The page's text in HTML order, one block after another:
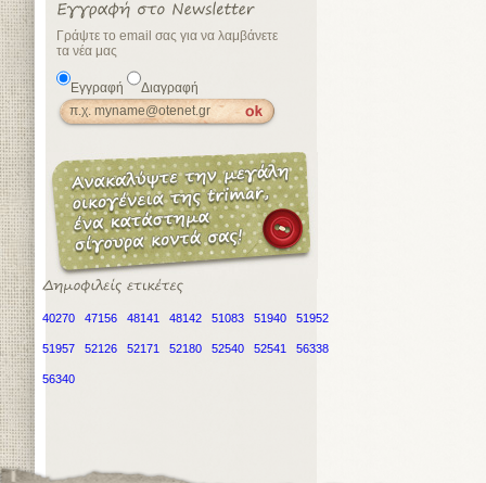
Γράψτε το email σας για να λαμβάνετε
τα νέα μας
Εγγραφή Διαγραφή
40270 47156 48141 48142 51083 51940 51952
51957 52126 52171 52180 52540 52541 56338
56340